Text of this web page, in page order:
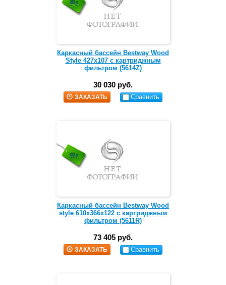
Каркасный бассейн Bestway Wood
Style 427х107 с картриджным
фильтром (5614Z)
30 030 руб.
ЗАКАЗАТЬ Сравнить
Каркасный бассейн Bestway Wood
style 610х366х122 c картриджным
фильтром (5611R)
73 405 руб.
ЗАКАЗАТЬ Сравнить